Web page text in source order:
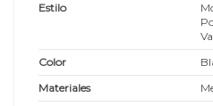
Estilo
Color
Materiales